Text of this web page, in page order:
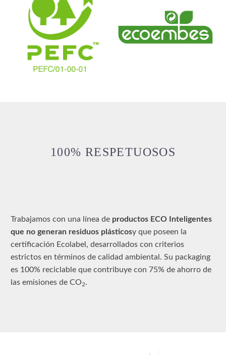
100% RESPETUOSOS
Trabajamos con una línea de productos ECO Inteligentes
que no generan residuos plásticosy que poseen la
certificación Ecolabel, desarrollados con criterios
estrictos en términos de calidad ambiental. Su packaging
es 100% reciclable que contribuye con 75% de ahorro de
las emisiones de CO2.